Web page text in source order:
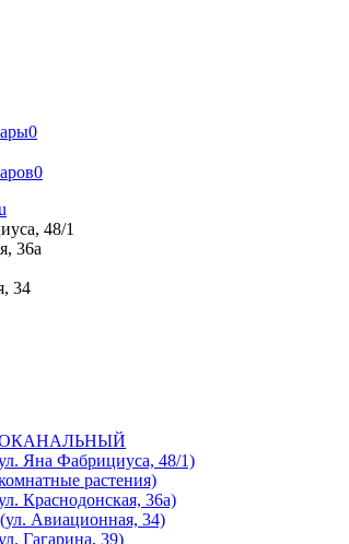
0
0
48/1
36а
34
Яна Фабрициуса, 48/1)
растения)
Краснодонская, 36а)
Авиационная, 34)
Гагарина, 39)